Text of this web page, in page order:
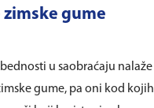
gume
u saobraćaju
gume, pa oni kod